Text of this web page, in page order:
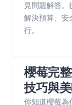
見問題解答。
解決預算、安
行。
櫻莓完
技巧與
你知道櫻莓為